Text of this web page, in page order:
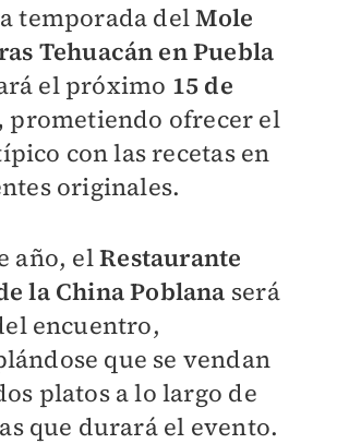
temporada delMole
Tehuacán en Puebla
el próximo 15 de
prometiendo ofrecer el
con las recetas en
originales.
año, elRestaurante
la China Poblana será
encuentro,
que se vendan
platos a lo largo de
que durará el evento.